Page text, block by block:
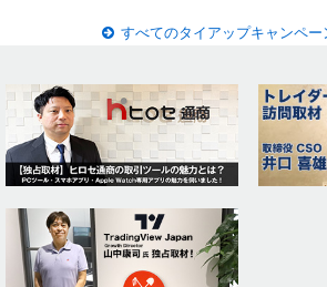
すべてのタイアップキャンペー